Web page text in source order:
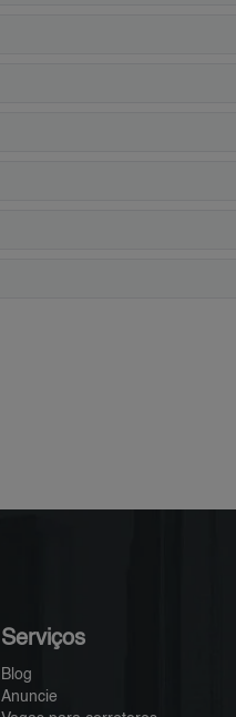
Serviços
Blog
Anuncie